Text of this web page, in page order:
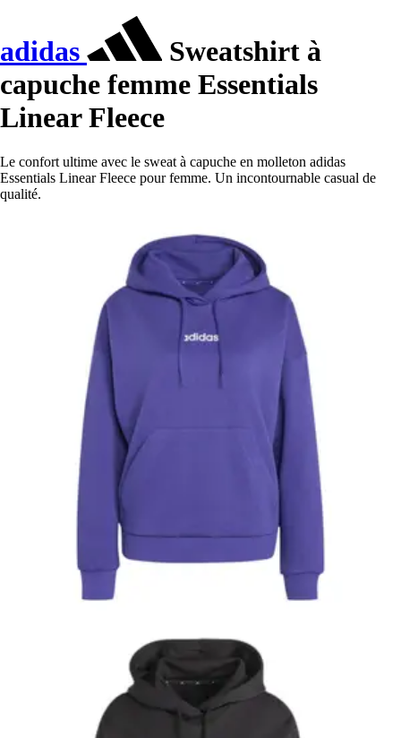
adidas
Sweatshirt à
capuche femme Essentials
Linear Fleece
Le confort ultime avec le sweat à capuche en molleton adidas
Essentials Linear Fleece pour femme. Un incontournable casual de
qualité.